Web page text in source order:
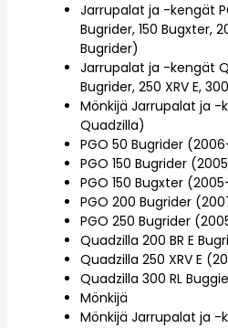
Jarrupalat ja -kengät
Bugrider, 150 Bugxter,
Bugrider)
Jarrupalat ja -kengät
Bugrider, 250 XRV E,
Mönkijä Jarrupalat ja -
Quadzilla)
PGO 50 Bugrider
PGO 150 Bugrider
PGO 150 Bugxter
PGO 200 Bugrider
PGO 250 Bugrider
Quadzilla 200 BR E
Quadzilla 250 XRV E
Quadzilla 300 RL
Mönkijä
Mönkijä Jarrupalat ja -